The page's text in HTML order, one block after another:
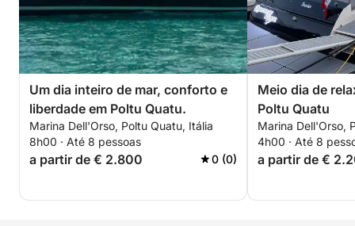
Um dia inteiro de mar, conforto e
liberdade em Poltu Quatu.
Marina Dell'Orso, Poltu Quatu, Itália
8h00 · Até 8 pessoas
a partir de € 2.800 0 (0)
Meio dia de
Poltu Quatu
Marina Dell'Orso,
4h00 · Até 8
a partir de €